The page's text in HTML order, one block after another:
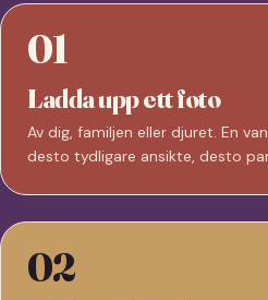
01
Ladda upp ett foto
Av dig, familjen eller djuret. En
desto tydligare ansikte, desto
02